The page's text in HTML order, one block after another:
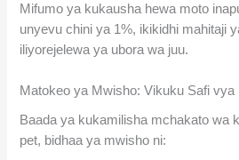
Mifumo ya kukausha hewa moto
unyevu chini ya 1%, ikikidhi mahitaji
iliyorejelewa ya ubora wa juu.
Matokeo ya Mwisho: Vikuku Safi vya
Baada ya kukamilisha mchakato wa
pet, bidhaa ya mwisho ni: